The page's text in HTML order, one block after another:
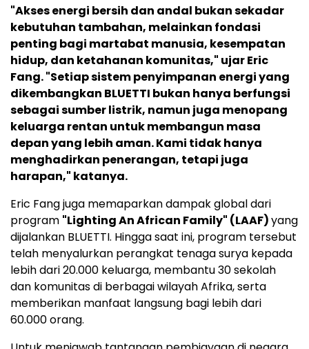
"Akses energi bersih dan andal bukan sekadar
kebutuhan tambahan, melainkan fondasi
penting bagi martabat manusia, kesempatan
hidup, dan ketahanan komunitas," ujar Eric
Fang. "Setiap sistem penyimpanan energi yang
dikembangkan BLUETTI bukan hanya berfungsi
sebagai sumber listrik, namun juga menopang
keluarga rentan untuk membangun masa
depan yang lebih aman. Kami tidak hanya
menghadirkan penerangan, tetapi juga
harapan," katanya.
Eric Fang juga memaparkan dampak global dari
program "Lighting An African Family" (LAAF)yang
dijalankan BLUETTI. Hingga saat ini, program tersebut
telah menyalurkan perangkat tenaga surya kepada
lebih dari 20.000 keluarga, membantu 30 sekolah
dan komunitas di berbagai wilayah Afrika, serta
memberikan manfaat langsung bagi lebih dari
60.000 orang.